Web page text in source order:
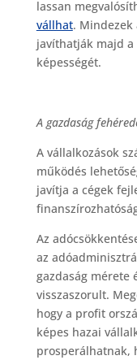
lassan
vállhat. Mindezek
javíthatják majd
képességét.
A gazdaság
A vállalkozások
működés
javítja a cégek
Az
az
gazdaság mérete
visszaszorult.
hogy a profit
képes hazai
prosperálhatnak,